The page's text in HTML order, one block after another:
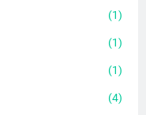
(1)
(1)
(1)
(4)